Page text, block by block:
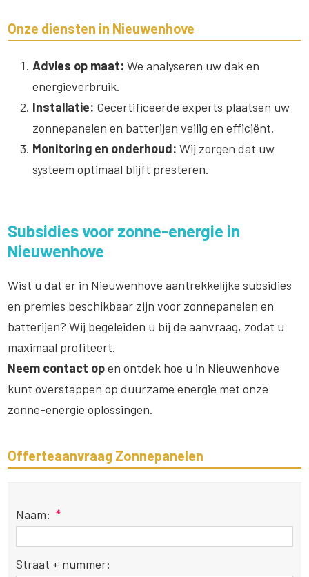
Onze diensten in Nieuwenhove
Advies op maat: We analyseren uw dak en
energieverbruik.
Installatie: Gecertificeerde experts plaatsen uw
zonnepanelen en batterijen veilig en efficiënt.
Monitoring en onderhoud: Wij zorgen dat uw
systeem optimaal blijft presteren.
Subsidies voor zonne-energie in
Nieuwenhove
Wist u dat er in Nieuwenhove aantrekkelijke subsidies
en premies beschikbaar zijn voor zonnepanelen en
batterijen? Wij begeleiden u bij de aanvraag, zodat u
maximaal profiteert.
Neem contact open ontdek hoe u in Nieuwenhove
kunt overstappen op duurzame energie met onze
zonne-energie oplossingen.
Offerteaanvraag Zonnepanelen
Naam: *
Straat + nummer: